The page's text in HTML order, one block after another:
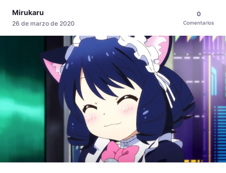
Mirukaru
26 de marzo de 2020
0
Comentarios